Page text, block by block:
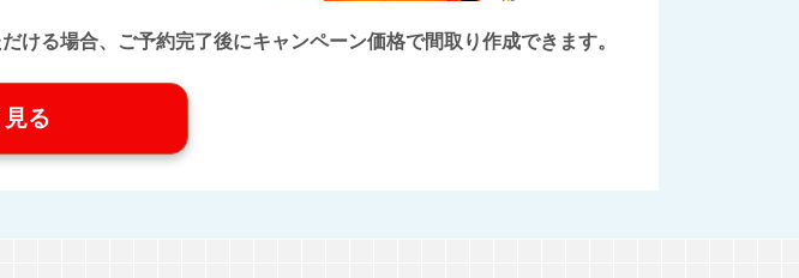
る場合、ご予約完了後にキャンペーン価格で間取り作成できます。
る